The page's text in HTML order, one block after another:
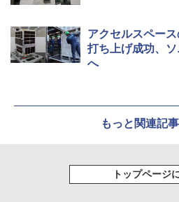
アクセルスペース
打ち上げ成功、
へ
もっと関連記
トップページ